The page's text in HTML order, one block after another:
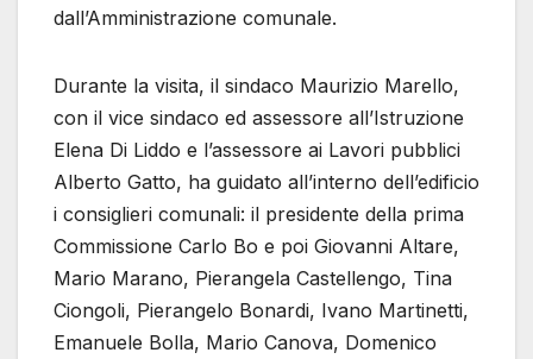
dall’Amministrazione comunale.
Durante la visita, il sindaco Maurizio Marello,
con il vice sindaco ed assessore all’Istruzione
Elena Di Liddo e l’assessore ai Lavori pubblici
Alberto Gatto, ha guidato all’interno dell’edificio
i consiglieri comunali: il presidente della prima
Commissione Carlo Bo e poi Giovanni Altare,
Mario Marano, Pierangela Castellengo, Tina
Ciongoli, Pierangelo Bonardi, Ivano Martinetti,
Emanuele Bolla, Mario Canova, Domenico